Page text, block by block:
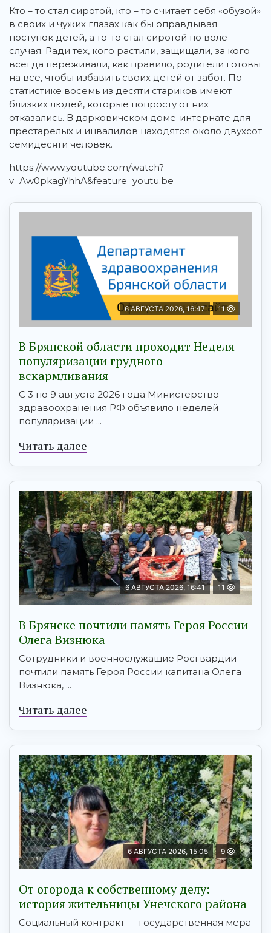
Кто – то стал сиротой, кто – то считает себя «обузой»
в своих и чужих глазах как бы оправдывая
поступок детей, а то-то стал сиротой по воле
случая. Ради тех, кого растили, защищали, за кого
всегда переживали, как правило, родители готовы
на все, чтобы избавить своих детей от забот. По
статистике восемь из десяти стариков имеют
близких людей, которые попросту от них
отказались. В дарковичском доме-интернате для
престарелых и инвалидов находятся около двухсот
семидесяти человек.
https://www.youtube.com/watch?
v=Aw0pkagYhhA&feature=youtu.be
6 АВГУСТА 2026, 16:47 11
В Брянской области проходит Неделя
популяризации грудного
вскармливания
С 3 по 9 августа 2026 года Министерство
здравоохранения РФ объявило неделей
популяризации ...
Читать далее
6 АВГУСТА 2026, 16:41 11
В Брянске почтили память Героя России
Олега Визнюка
Сотрудники и военнослужащие Росгвардии
почтили память Героя России капитана Олега
Визнюка, ...
Читать далее
6 АВГУСТА 2026, 15:05 9
От огорода к собственному делу:
история жительницы Унечского района
Социальный контракт — государственная мера